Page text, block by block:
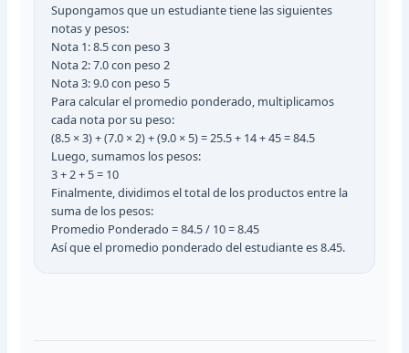
Supongamos que un estudiante tiene las siguientes
notas y pesos:
Nota 1: 8.5 con peso 3
Nota 2: 7.0 con peso 2
Nota 3: 9.0 con peso 5
Para calcular el promedio ponderado, multiplicamos
cada nota por su peso:
(8.5 × 3) + (7.0 × 2) + (9.0 × 5) = 25.5 + 14 + 45 = 84.5
Luego, sumamos los pesos:
3 + 2 + 5 = 10
Finalmente, dividimos el total de los productos entre la
suma de los pesos:
Promedio Ponderado = 84.5 / 10 = 8.45
Así que el promedio ponderado del estudiante es 8.45.